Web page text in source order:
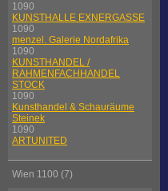
1090
KUNSTHALLE EXNERGASSE
1090
menzel. Galerie Nordafrika
1090
KUNSTHANDEL /
RAHMENFACHHANDEL
STOCK
1090
Kunsthandel & Schauräume
Steinek
1090
ARTUNITED
Wien 1100 (7)